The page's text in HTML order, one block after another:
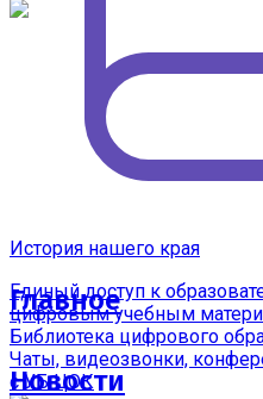
Единый доступ к
цифровым учебным
Библиотека цифрового
Чаты, видеозвонки,
с УБ ЦОК
История нашего края
Главное
Новости